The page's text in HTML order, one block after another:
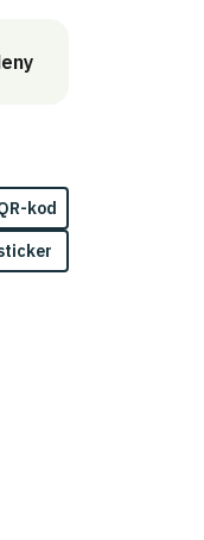
kod
inte kraven